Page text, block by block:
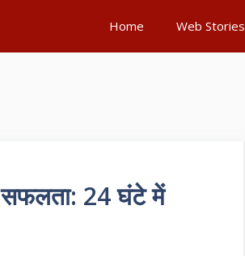
Home Web Stories
24 घंटे में